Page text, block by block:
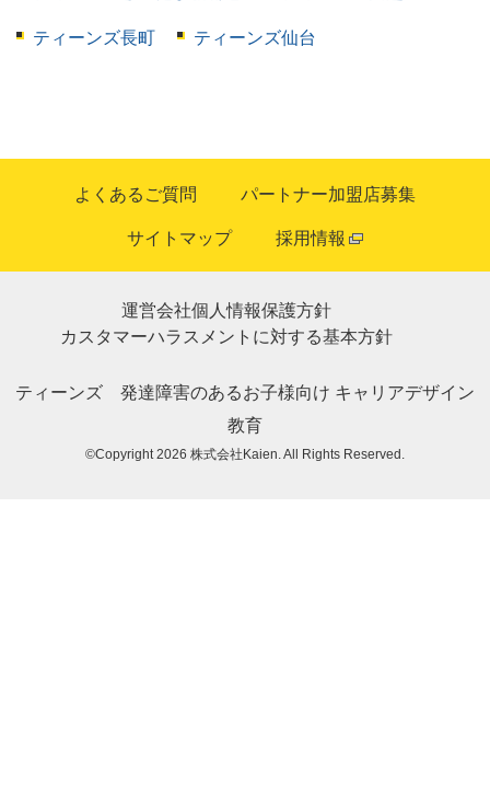
ティーンズ長町 ティーンズ仙台
よくあるご質問 パートナー加盟店募集
サイトマップ 採用情報
運営会社個人情報保護方針
カスタマーハラスメントに対する基本方針
ティーンズ 発達障害のあるお子様向け キャリアデザイン
教育
©Copyright 2026 株式会社Kaien. All Rights Reserved.